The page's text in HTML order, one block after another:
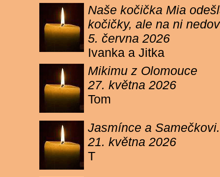
Naše kočička Mia
kočičky, ale na ni
5. června 2026
Ivanka a Jitka
Mikimu z Olomouce
27. května 2026
Tom
Jasmínce a
21. května 2026
T